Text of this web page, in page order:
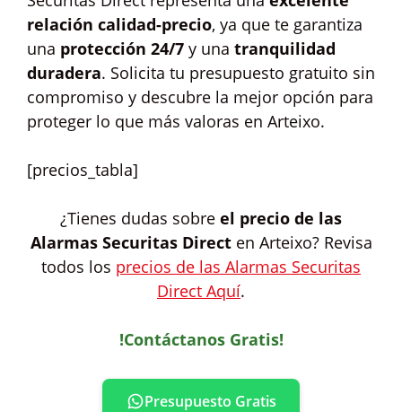
relación calidad-precio, ya que te garantiza
una protección 24/7 y una tranquilidad
duradera. Solicita tu presupuesto gratuito sin
compromiso y descubre la mejor opción para
proteger lo que más valoras en Arteixo.
[precios_tabla]
¿Tienes dudas sobre el precio de las
Alarmas Securitas Directen Arteixo? Revisa
todos los precios de las Alarmas Securitas
Direct Aquí.
!Contáctanos Gratis!
Presupuesto Gratis